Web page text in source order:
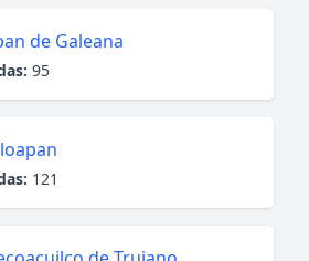
de Galeana
95
121